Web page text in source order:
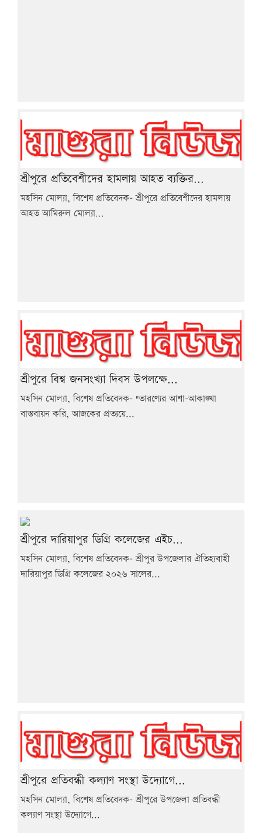
শ্রীপুরে প্রতিবেশীদের হামলায় আহত ব্যক্তির...
মহসিন মোল্যা, বিশেষ প্রতিবেদক- শ্রীপুরে প্রতিবেশীদের হামলায়
আহত আমিরুল মোল্যা...
শ্রীপুরে বিশ্ব জনসংখ্যা দিবস উপলক্ষে...
মহসিন মোল্যা, বিশেষ প্রতিবেদক- "তারণ্যের আশা-আকাঙ্খা
বাস্তবায়ন করি, আজকের প্রত্যয়ে...
শ্রীপুরে দারিয়াপুর ডিগ্রি কলেজের এইচ...
মহসিন মোল্যা, বিশেষ প্রতিবেদক- শ্রীপুর উপজেলার ঐতিহ্যবাহী
দারিয়াপুর ডিগ্রি কলেজের ২০২৬ সালের...
শ্রীপুরে প্রতিবন্ধী কল্যাণ সংস্থা উদ্যোগে...
মহসিন মোল্যা, বিশেষ প্রতিবেদক- শ্রীপুরে উপজেলা প্রতিবন্ধী
কল্যাণ সংস্থা উদ্যোগে...